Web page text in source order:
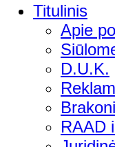
Titulinis
Apie
D.U.K.
RAAD